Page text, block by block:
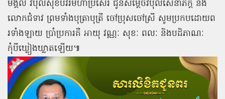
មង្គល វិបុលសុខបវរមហាប្រសើរ ជូនសម្តេចវិបុលសេនាភក្តី និង
លោកជំទាវ ព្រមទាំងបុត្រាបុត្រី ចៅប្រុសចៅស្រី សូមប្រកបដោយព
រទាំងឡាយ ប្រាំប្រការគឺ អាយុ វណ្ណៈ សុខៈ ពលៈ និងបដិភាណៈ
កុំបីឃ្លៀងឃ្លាតឡើយ៕